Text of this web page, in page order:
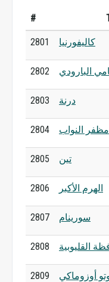
#
2801 كاليفورنيا
2802 البارودي
2803 درنة
2804 مظفر النواب
2805 تين
2806 الهرم الأكبر
2807 سورينام
2808 القليوبية
2809 أوزوماكي